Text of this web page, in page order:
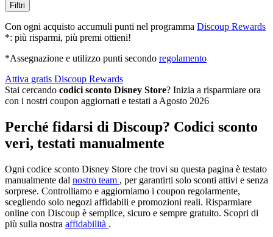
Filtri
Con ogni acquisto accumuli punti nel programma Discoup Rewards
*: più risparmi, più premi ottieni!
*Assegnazione e utilizzo punti secondo regolamento
Attiva gratis Discoup Rewards
Stai cercando codici sconto Disney Store? Inizia a risparmiare ora
con i nostri coupon aggiornati e testati a Agosto 2026
Perché fidarsi di Discoup? Codici sconto
veri, testati manualmente
Ogni codice sconto Disney Store che trovi su questa pagina è testato
manualmente dal nostro team , per garantirti solo sconti attivi e senza
sorprese. Controlliamo e aggiorniamo i coupon regolarmente,
scegliendo solo negozi affidabili e promozioni reali. Risparmiare
online con Discoup è semplice, sicuro e sempre gratuito. Scopri di
più sulla nostra affidabilità .